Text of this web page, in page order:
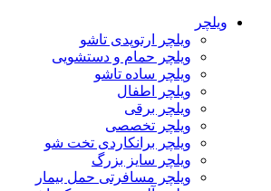
ویلچر
ویلچر ارتوپدی تاشو
ویلچر حمام و دستشویی
ویلچر ساده تاشو
ویلچر اطفال
ویلچر برقی
ویلچر تخصصی
ویلچر برانکاردی تخت شو
ویلچر سایز بزرگ
ویلچر مسافرتی حمل بیمار